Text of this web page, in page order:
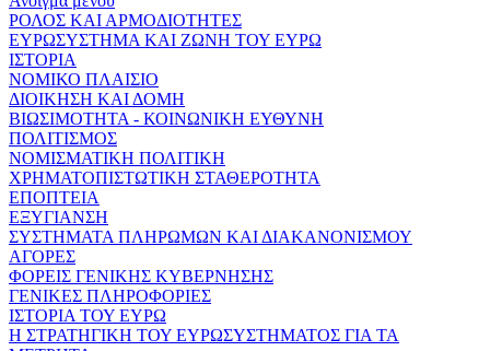
ΡΟΛΟΣ ΚΑΙ ΑΡΜΟΔΙΟΤΗΤΕΣ
ΕΥΡΩΣΥΣΤΗΜΑ ΚΑΙ ΖΩΝΗ ΤΟΥ ΕΥΡΩ
ΙΣΤΟΡΙΑ
ΝΟΜΙΚΟ ΠΛΑΙΣΙΟ
ΔΙΟΙΚΗΣΗ ΚΑΙ ΔΟΜΗ
ΒΙΩΣΙΜΟΤΗΤΑ - ΚΟΙΝΩΝΙΚΗ ΕΥΘΥΝΗ
ΠΟΛΙΤΙΣΜΟΣ
ΝΟΜΙΣΜΑΤΙΚΗ ΠΟΛΙΤΙΚΗ
ΧΡΗΜΑΤΟΠΙΣΤΩΤΙΚΗ ΣΤΑΘΕΡΟΤΗΤΑ
ΕΠΟΠΤΕΙΑ
ΕΞΥΓΙΑΝΣΗ
ΣΥΣΤΗΜΑΤΑ ΠΛΗΡΩΜΩΝ ΚΑΙ ΔΙΑΚΑΝΟΝΙΣΜΟΥ
ΑΓΟΡΕΣ
ΦΟΡΕΙΣ ΓΕΝΙΚΗΣ ΚΥΒΕΡΝΗΣΗΣ
ΓΕΝΙΚΕΣ ΠΛΗΡΟΦΟΡΙΕΣ
ΙΣΤΟΡΙΑ ΤΟΥ ΕΥΡΩ
Η ΣΤΡΑΤΗΓΙΚΗ ΤΟΥ ΕΥΡΩΣΥΣΤΗΜΑΤΟΣ ΓΙΑ ΤΑ